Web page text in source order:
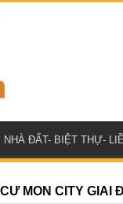
NHÀ ĐẤT- BIỆT THỰ-
MON CITY GIAI